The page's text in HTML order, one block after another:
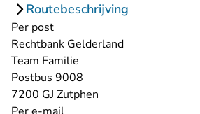
Routebeschrijving
Per post
Rechtbank Gelderland
Team Familie
Postbus 9008
7200 GJ Zutphen